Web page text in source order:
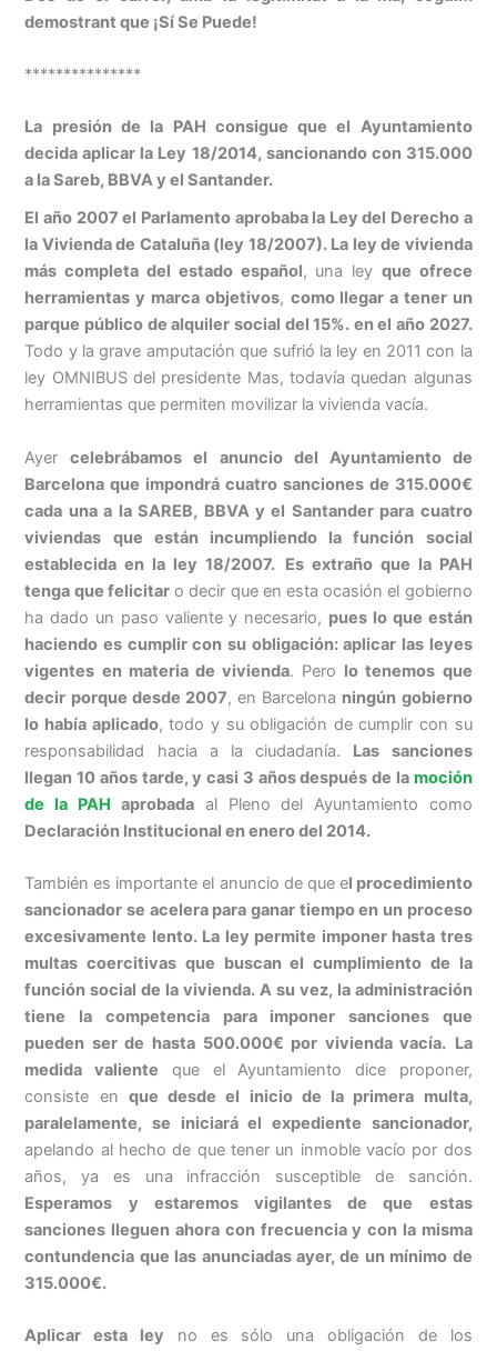
demostrant que ¡Sí Se Puede!
***************
La presión de la PAH consigue que el Ayuntamiento
decida aplicar la Ley 18/2014, sancionando con 315.000
a la Sareb, BBVA y el Santander.
El año 2007 el Parlamento aprobaba la Ley del Derecho a
la Vivienda de Cataluña (ley 18/2007). La ley de vivienda
más completa del estado español, una ley que ofrece
herramientas y marca objetivos, como llegar a tener un
parque público de alquiler social del 15%. en el año 2027.
Todo y la grave amputación que sufrió la ley en 2011 con la
ley OMNIBUS del presidente Mas, todavía quedan algunas
herramientas que permiten movilizar la vivienda vacía.
Ayercelebrábamos el anuncio del Ayuntamiento de
Barcelona que impondrá cuatro sanciones de 315.000€
cada una a la SAREB, BBVA y el Santander para cuatro
viviendas que están incumpliendo la función social
establecida en la ley 18/2007. Es extraño que la PAH
tenga que felicitaro decir que en esta ocasión el gobierno
ha dado un paso valiente y necesario, pues lo que están
haciendo es cumplir con su obligación: aplicar las leyes
vigentes en materia de vivienda. Pero lo tenemos que
decir porque desde 2007, en Barcelona ningún gobierno
lo había aplicado, todo y su obligación de cumplir con su
responsabilidad hacia a la ciudadanía. Las sanciones
llegan 10 años tarde, y casi 3 años después de la moción
de la PAH aprobada al Pleno del Ayuntamiento como
Declaración Institucional en enero del 2014.
También es importante el anuncio de que el procedimiento
sancionador se acelera para ganar tiempo en un proceso
excesivamente lento. La ley permite imponer hasta tres
multas coercitivas que buscan el cumplimiento de la
función social de la vivienda. A su vez, la administración
tiene la competencia para imponer sanciones que
pueden ser de hasta 500.000€ por vivienda vacía. La
medida valiente que el Ayuntamiento dice proponer,
consiste en que desde el inicio de la primera multa,
paralelamente, se iniciará el expediente sancionador,
apelando al hecho de que tener un inmoble vacío por dos
años, ya es una infracción susceptible de sanción.
Esperamos y estaremos vigilantes de que estas
sanciones lleguen ahora con frecuencia y con la misma
contundencia que las anunciadas ayer, de un mínimo de
315.000€.
Aplicar esta ley no es sólo una obligación de los